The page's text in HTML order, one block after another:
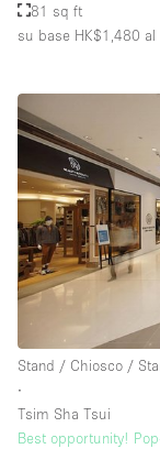
81 sq ft
su base HK$1,480 al
Stand / Chiosco /
∙
Tsim Sha Tsui
Best opportunity!